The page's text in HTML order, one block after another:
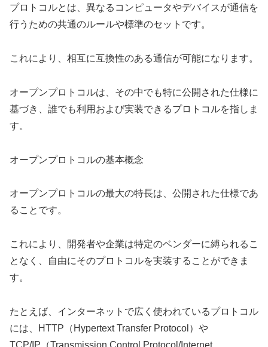
プロトコルとは、異なるコンピュータやデバイスが通信を
行うための共通のルールや標準のセットです。
これにより、相互に互換性のある通信が可能になります。
オープンプロトコルは、その中でも特に公開された仕様に
基づき、誰でも利用および実装できるプロトコルを指しま
す。
オープンプロトコルの基本概念
オープンプロトコルの最大の特長は、公開された仕様であ
ることです。
これにより、開発者や企業は特定のベンダーに縛られるこ
となく、自由にそのプロトコルを実装することができま
す。
たとえば、インターネットで広く使われているプロトコル
には、HTTP（Hypertext Transfer Protocol）や
TCP/IP（Transmission Control Protocol/Internet